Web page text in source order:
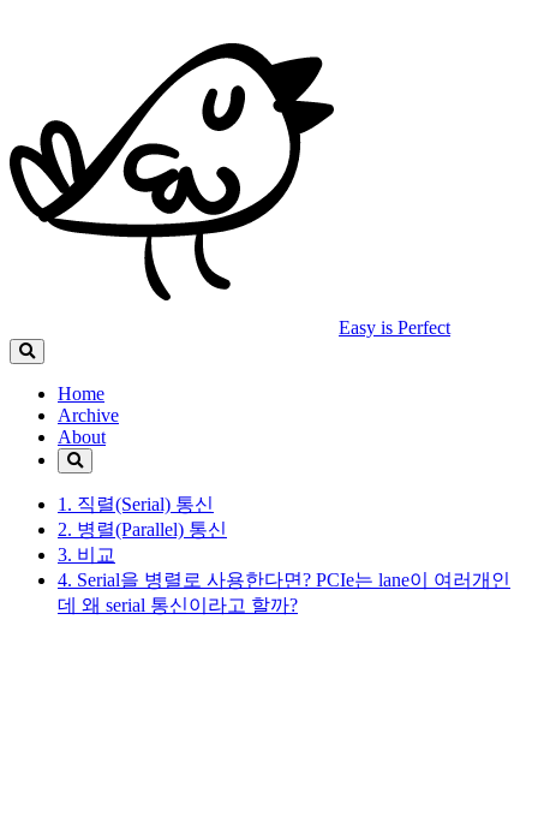
Easy is Perfect
Home
Archive
About
1. 직렬(Serial) 통신
2. 병렬(Parallel) 통신
3. 비교
4. Serial을 병렬로 사용한다면? PCIe는 lane이 여러개인
데 왜 serial 통신이라고 할까?